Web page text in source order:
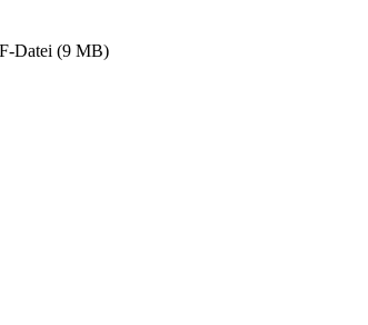
Datei (9 MB)